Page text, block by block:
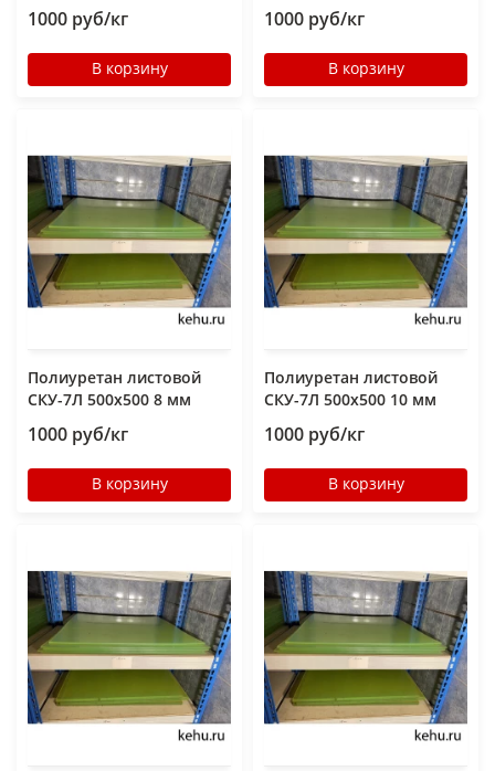
1000 руб/кг
В корзину
1000 руб/кг
В корзину
Полиуретан листовой
СКУ-7Л 500х500 8 мм
1000 руб/кг
В корзину
Полиуретан листовой
СКУ-7Л 500х500 10 мм
1000 руб/кг
В корзину